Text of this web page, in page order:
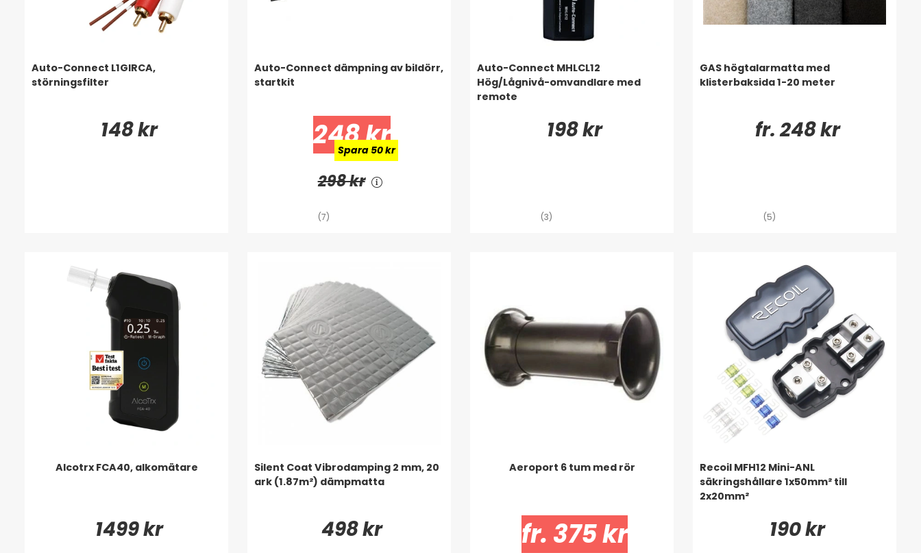
Auto-Connect L1GIRCA,
störningsfilter
148 kr
Auto-Connect dämpning av bildörr,
startkit
248 kr
Spara 50 kr
298 kr
(7)
Auto-Connect MHLCL12
Hög/Lågnivå-omvandlare med
remote
198 kr
(3)
GAS högtalarmatta med
klisterbaksida 1-20 meter
fr. 248 kr
(5)
Alcotrx FCA40, alkomätare
1499 kr
Silent Coat Vibrodamping 2 mm, 20
ark (1.87m²) dämpmatta
498 kr
Aeroport 6 tum med rör
fr. 375 kr
Recoil MFH12 Mini-ANL
säkringshållare 1x50mm² till
2x20mm²
190 kr